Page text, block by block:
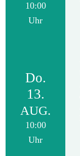
10:00
Uhr
Do.
13.
AUG.
10:00
Uhr